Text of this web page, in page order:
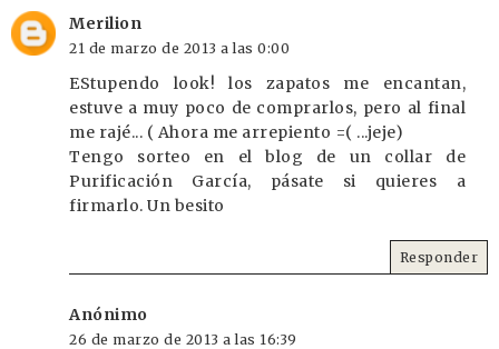
Merilion
21 de marzo de 2013 a las 0:00
EStupendo look! los zapatos me encantan,
estuve a muy poco de comprarlos, pero al final
me rajé... ( Ahora me arrepiento =( ...jeje)
Tengo sorteo en el blog de un collar de
Purificación García, pásate si quieres a
firmarlo. Un besito
Responder
Anónimo
26 de marzo de 2013 a las 16:39